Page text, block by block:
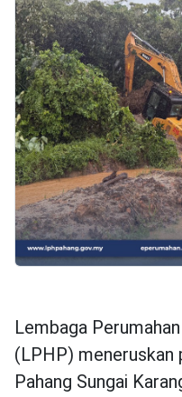
Lembaga
(LPHP) meneruskan
Pahang Sungai